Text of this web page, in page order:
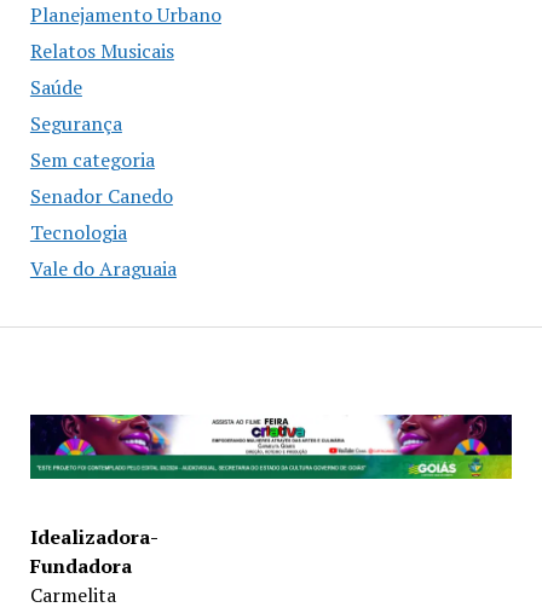
Planejamento Urbano
Relatos Musicais
Saúde
Segurança
Sem categoria
Senador Canedo
Tecnologia
Vale do Araguaia
Idealizadora-
Fundadora
Carmelita